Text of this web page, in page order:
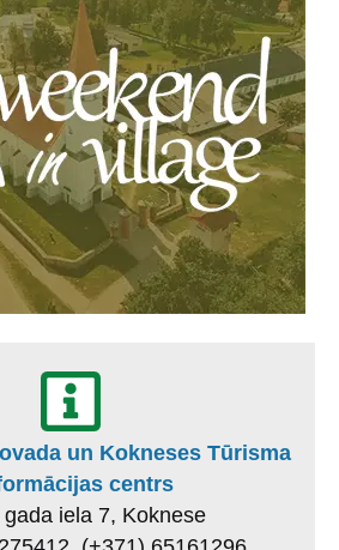
un Kokneses Tūrisma
centrs
gada iela 7, Koknese